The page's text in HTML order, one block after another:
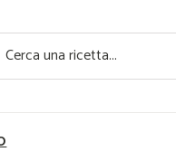
e Veloci
Piatti
Utility
Super Alimenti
Ricette Vegetariane